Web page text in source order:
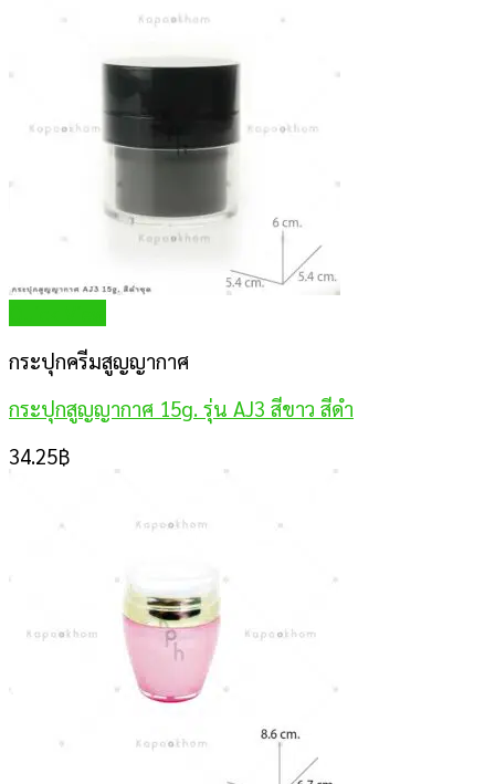
กระปุกครีมสูญญากาศ
กระปุกสูญญากาศ 15g. รุ่น AJ3 สีขาว สีดำ
34.25฿